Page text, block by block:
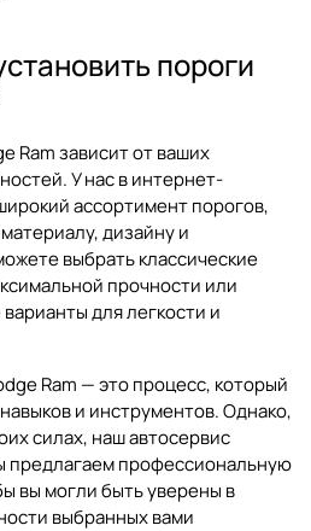
пороги
Ram зависит от ваших
У нас в интернет-
ассортимент порогов,
дизайну и
выбрать классические
прочности или
для легкости и
Ram — это процесс, который
и инструментов. Однако,
силах, наш автосервис
предлагаем профессиональную
вы могли быть уверены в
выбранных вами